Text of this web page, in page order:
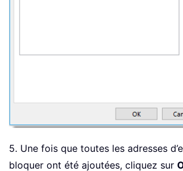
5. Une fois que toutes les adresses
bloquer ont été ajoutées, cliquez sur